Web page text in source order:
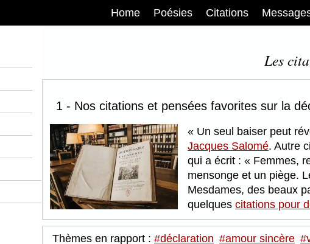
Home Poésies Citations
Les
1 - Nos citations et pensées favorites sur la
Un seul baiser peut
Jacques Salomé. Autre
qui a écrit :
Femmes,
mensonge et un piège.
Mesdames, des beaux
quelques citations pour
Thèmes en rapport : #déclaration #amour sincère